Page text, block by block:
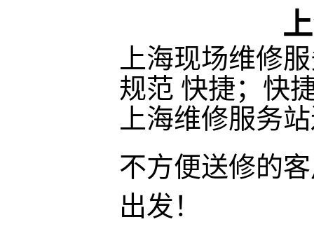
上海现场维修
规范 快捷；快
上海维修服务
不方便送修的
出发！